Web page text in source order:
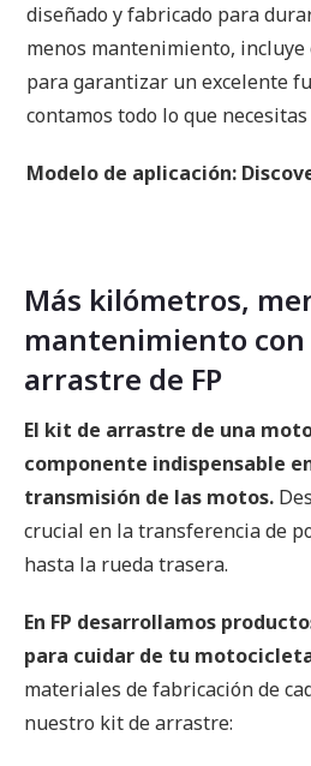
diseñado y fabricado para
menos mantenimiento, incluye
para garantizar un excelente
contamos todo lo que necesitas
Modelo de aplicación:
Más kilómetros,
mantenimiento
arrastre de FP
El kit de arrastre de una
componente indispensable
transmisión de las motos.
crucial en la transferencia de
hasta la rueda trasera.
En FP desarrollamos
para cuidar de tu
materiales de fabricación de
nuestro kit de arrastre: